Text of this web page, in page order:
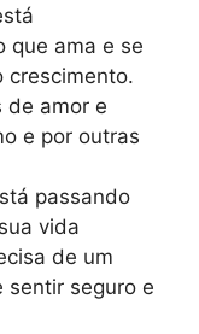
que ama e se
crescimento.
de amor e
e por outras
passando
vida
de um
sentir seguro e